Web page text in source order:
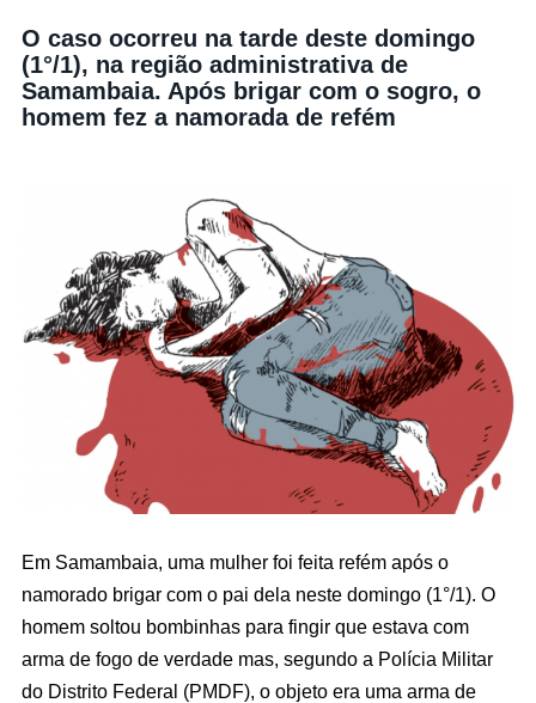
O caso ocorreu na tarde deste domingo
(1°/1), na região administrativa de
Samambaia. Após brigar com o sogro, o
homem fez a namorada de refém
Em Samambaia, uma mulher foi feita refém após o
namorado brigar com o pai dela neste domingo (1°/1). O
homem soltou bombinhas para fingir que estava com
arma de fogo de verdade mas, segundo a Polícia Militar
do Distrito Federal (PMDF), o objeto era uma arma de